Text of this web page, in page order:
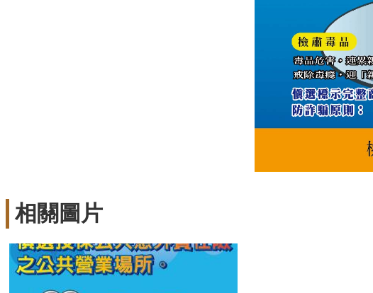
相關圖片